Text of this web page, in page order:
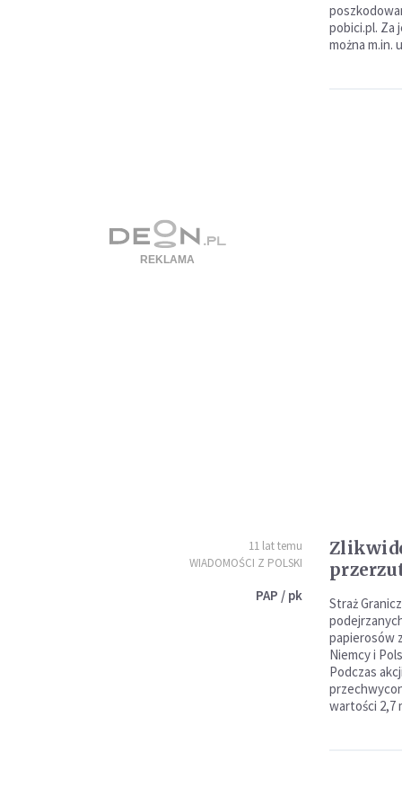
pobici.pl. Za
można m.in.
11 lat temu
WIADOMOŚCI Z POLSKI
PAP / pk
Straż
papierosów
Niemcy i
Podczas
wartości 2,7